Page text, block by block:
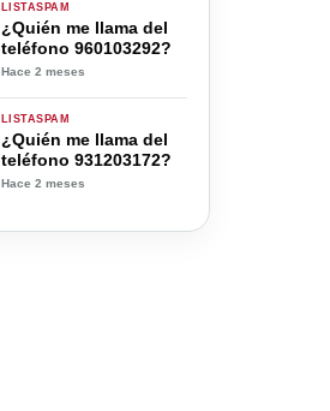
LISTASPAM
¿Quién me llama del
teléfono 960103292?
Hace 2 meses
LISTASPAM
¿Quién me llama del
teléfono 931203172?
Hace 2 meses